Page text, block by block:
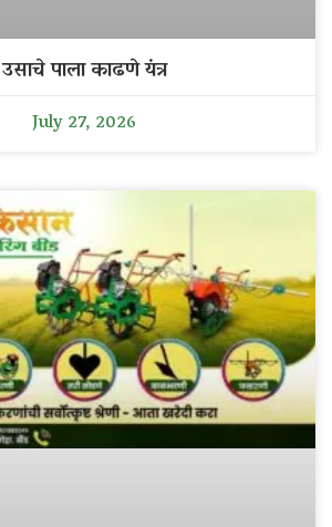
उसाचे पाला काढणे यंत्र
July 27, 2026